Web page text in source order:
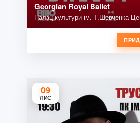
Georgian Royal Ballet
Палац культури ім. Т.Шевченка
09
ЛИС